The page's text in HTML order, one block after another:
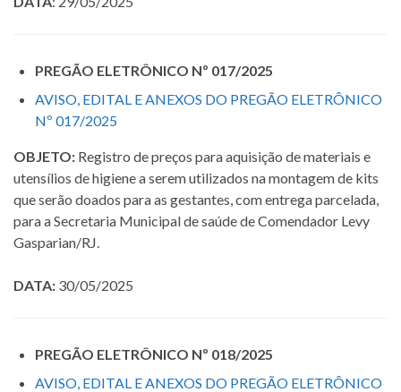
PREGÃO ELETRÔNICO Nº 017/2025
AVISO, EDITAL E ANEXOS DO PREGÃO ELETRÔNICO
Nº 017/2025
OBJETO: Registro de preços para aquisição de materiais e
utensílios de higiene a serem utilizados na montagem de kits
que serão doados para as gestantes, com entrega parcelada,
para a Secretaria Municipal de saúde de Comendador Levy
Gasparian/RJ.
DATA: 30/05/2025
PREGÃO ELETRÔNICO Nº 018/2025
AVISO, EDITAL E ANEXOS DO PREGÃO ELETRÔNICO